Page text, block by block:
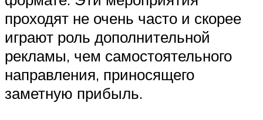
проходят не очень часто и скорее
играют роль дополнительной
рекламы, чем самостоятельного
направления, приносящего
заметную прибыль.